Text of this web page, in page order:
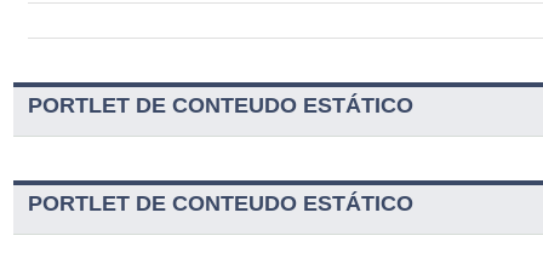
PORTLET DE CONTEUDO ESTÁTICO
PORTLET DE CONTEUDO ESTÁTICO